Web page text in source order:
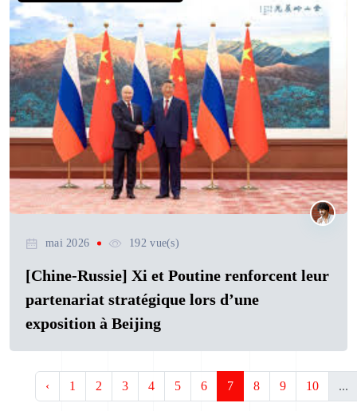
mai 2026 192 vue(s)
[Chine-Russie] Xi et Poutine renforcent leur
partenariat stratégique lors d’une
exposition à Beijing
‹ 1 2 3 4 5 6 7 8 9 10 ...